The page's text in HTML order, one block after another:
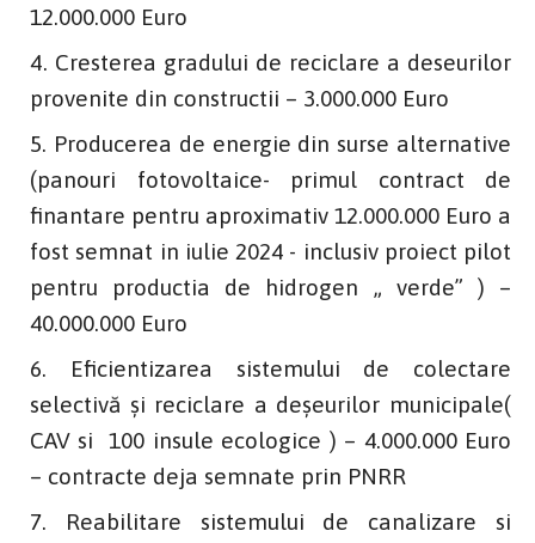
12.000.000 Euro
Cresterea gradului de reciclare a deseurilor
provenite din constructii – 3.000.000 Euro
Producerea de energie din surse alternative
(panouri fotovoltaice- primul contract de
finantare pentru aproximativ 12.000.000 Euro a
fost semnat in iulie 2024 - inclusiv proiect pilot
pentru productia de hidrogen „ verde” ) –
40.000.000 Euro
Eficientizarea sistemului de colectare
selectivă și reciclare a deșeurilor municipale(
CAV si 100 insule ecologice ) – 4.000.000 Euro
– contracte deja semnate prin PNRR
Reabilitare sistemului de canalizare si